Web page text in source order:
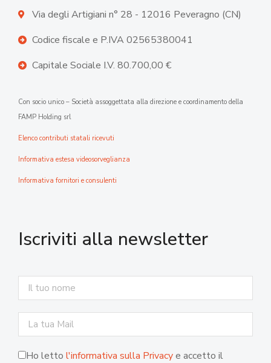
Via degli Artigiani n° 28 - 12016 Peveragno (CN)
Codice fiscale e P.IVA 02565380041
Capitale Sociale I.V. 80.700,00 €
Con socio unico – Società assoggettata alla direzione e coordinamento della
FAMP Holding srl
Elenco contributi statali ricevuti
Informativa estesa videosorveglianza
Informativa fornitori e consulenti
Iscriviti alla newsletter
Ho letto l'informativa sulla Privacye accetto il